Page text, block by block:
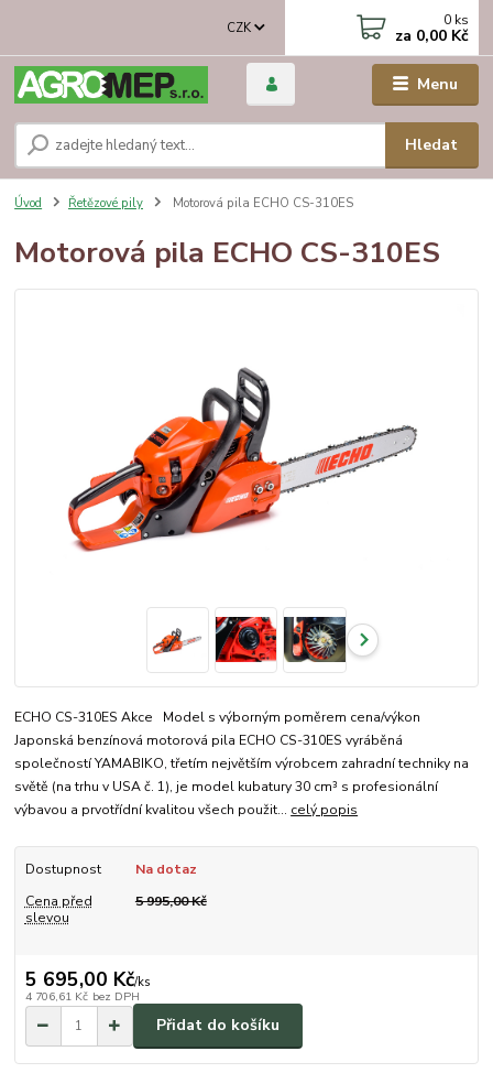
Menu
CZK
Hledat
0 ks
za 0,00 Kč
Úvod Řetězové pily Motorová pila ECHO CS-310ES
Motorová pila ECHO CS-310ES
ECHO CS-310ES Akce Model s výborným poměrem cena/výkon
Japonská benzínová motorová pila ECHO CS-310ES vyráběná
společností YAMABIKO, třetím největším výrobcem zahradní techniky na
světě (na trhu v USA č. 1), je model kubatury 30 cm³ s profesionální
výbavou a prvotřídní kvalitou všech použit... celý popis
Dostupnost
Na dotaz
Cena před
slevou
5 995,00 Kč
5 695,00 Kč/ks
4 706,61 Kč bez DPH
Přidat do košíku